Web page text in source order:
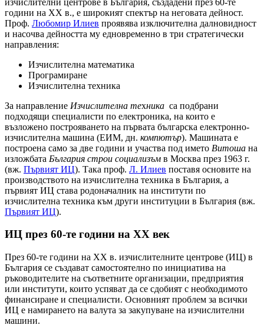
години на ХХ в., е широкият спектър на неговата дейност.
Проф. Любомир Илиев проявява изключителна далновидност
и насочва дейността му едновременно в три стратегически
направления:
Изчислителна математика
Програмиранe
Изчислителна техника
За направление Изчислителна техника са подбрани
подходящи специалисти по електроника, на които е
възложено построяването на първата българска електронно-
изчислителна машина (ЕИМ, дн. компютър). Машината е
построена само за две години и участва под името Витоша на
изложбата България строи социализъм в Москва през 1963 г.
(вж. Първият ИЦ). Така проф. Л. Илиев поставя основите на
производството на изчислителна техника в България, а
първият ИЦ става родоначалник на институти по
изчислителна техника към други институции в България (вж.
Първият ИЦ).
ИЦ през 60-те години на ХХ век
През 60-те години на ХХ в. изчислителните центрове (ИЦ) в
България се създават самостоятелно по инициатива на
ръководителите на съответните организации, предприятия
или институти, които успяват да се сдобият с необходимото
финансиране и специалисти. Основният проблем за всички
ИЦ е намирането на валута за закупуване на изчислителни
машини.